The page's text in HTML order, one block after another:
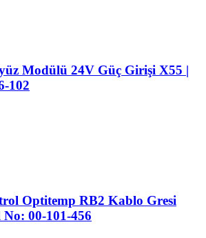
Modülü 24V Güç Girişi X55 |
102
Optitemp RB2 Kablo Gresi
00-101-456